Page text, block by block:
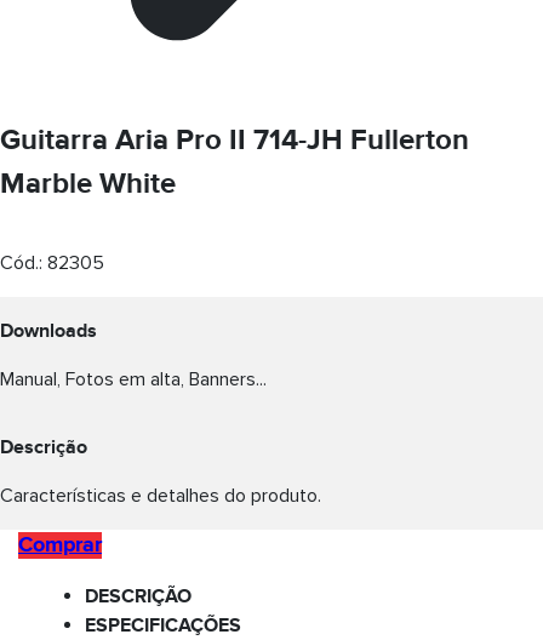
Guitarra Aria Pro II 714-JH Fullerton
Marble White
Cód.: 82305
Downloads
Manual, Fotos em alta, Banners...
Descrição
Características e detalhes do produto.
Comprar
DESCRIÇÃO
ESPECIFICAÇÕES